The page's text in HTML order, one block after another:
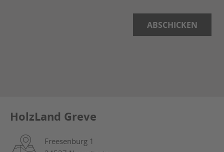
HolzLand Greve
Freesenburg 1